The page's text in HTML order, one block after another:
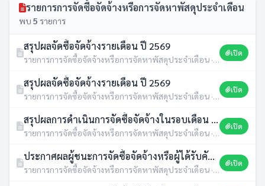
รายการการจัดซื้อจัดจ้างหรือการจัดหาพัสดุประจำเดือน
พบ 5 รายการ
สรุปผลจัดซื้อจัดจ้างรายเดือน ปี 2569
รายการการจัดซื้อจัดจ้างหรือการจัดหาพัสดุประจำเดือน · 22 มิ.ย. 2569 · 4 ดาวน์โหลด
เปิด
สรุปผลจัดซื้อจัดจ้างรายเดือน ปี 2569
รายการการจัดซื้อจัดจ้างหรือการจัดหาพัสดุประจำเดือน · 27 พ.ค. 2569 · 4 ดาวน์โหลด
เปิด
สรุปผลการดำเนินการจัดซื้อจัดจ้างในรอบเดือน เมษายน 2569 ตามแบบ สขร.1 ประจำปีงบประมาณ พ.ศ.2569
รายการการจัดซื้อจัดจ้างหรือการจัดหาพัสดุประจำเดือน · 01 พ.ค. 2569 · 7 ดาวน์โหลด
เปิด
ประกาศผลผู้ชนะการจัดซื้อจัดจ้างหรือผู้ได้รับคัดเลือกและสาระสำคัญของสัญญาหรือข้อตกลงเป็นหนังสือประจำไตรมาสที่ 2 (เดือน มกราคม 2569 ถึง มีนาคม 2569)
รายการการจัดซื้อจัดจ้างหรือการจัดหาพัสดุประจำเดือน · 02 เม.ย. 2569 · 2 ดาวน์โหลด
เปิด